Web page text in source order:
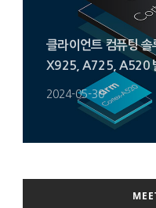
클라이언트 컴퓨팅
X925, A725, A520
2024-05-30